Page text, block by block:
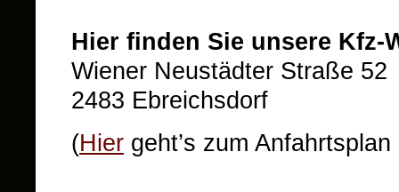
Hier finden Sie unsere
Wiener Neustädter Straße 52
2483 Ebreichsdorf
(Hier geht’s zum